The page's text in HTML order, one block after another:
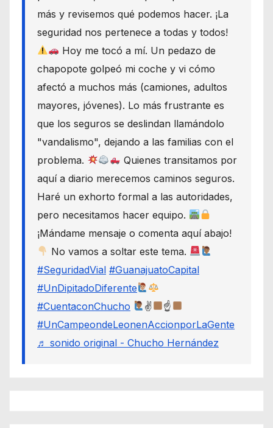
más y revisemos qué podemos hacer. ¡La
seguridad nos pertenece a todas y todos!
Hoy me tocó a mí. Un pedazo de
chapopote golpeó mi coche y vi cómo
afectó a muchos más (camiones, adultos
mayores, jóvenes). Lo más frustrante es
que los seguros se deslindan llamándolo
"vandalismo", dejando a las familias con el
problema.
Quienes transitamos por
aquí a diario merecemos caminos seguros.
Haré un exhorto formal a las autoridades,
pero necesitamos hacer equipo.
¡Mándame mensaje o comenta aquí abajo!
No vamos a soltar este tema.
#SeguridadVial #GuanajuatoCapital
#UnDipitadoDiferente
#CuentaconChucho
✌
☝
#UnCampeondeLeonenAccionporLaGente
♬ sonido original - Chucho Hernández